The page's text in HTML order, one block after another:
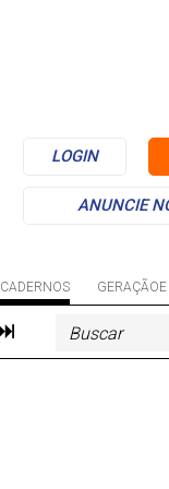
LOGIN
ANUNCIE
CADERNOS GERAÇÃOE